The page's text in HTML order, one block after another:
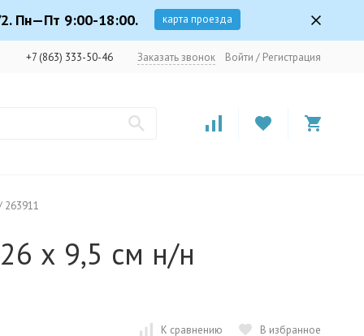
Пн—Пт 9:00-18:00. карта проезда
+7 (863) 333-50-46 Заказать звонок Войти / Регистрация
263911
х 9,5 см н/н
К сравнению В избранное